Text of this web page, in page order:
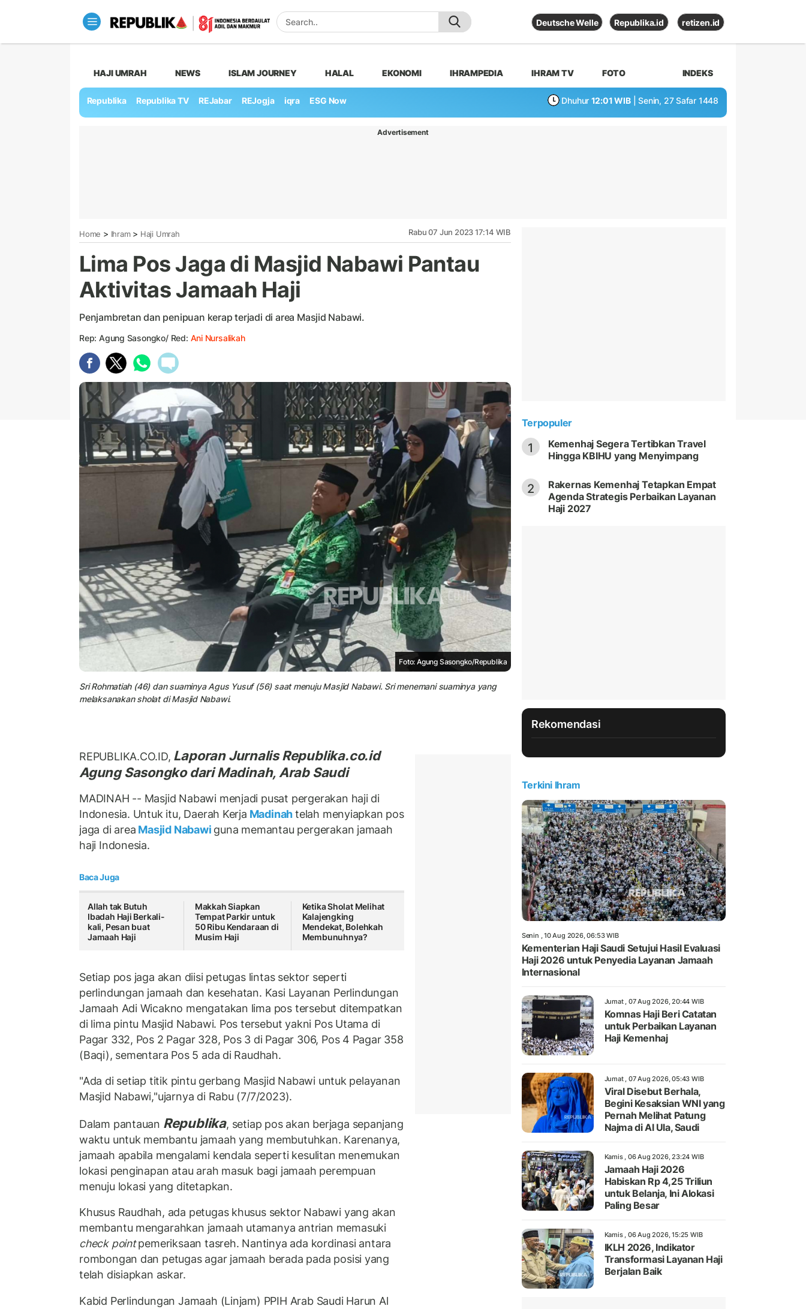
Deutsche Welle Republika.id retizen.id
HAJI UMRAH NEWS ISLAM JOURNEY HALAL EKONOMI IHRAMPEDIA IHRAM TV FOTO INDEKS
Republika Republika TV REJabar REJogja iqra ESG Now Dhuhur 12:01 WIB | Senin, 27 Safar 1448
Advertisement
Home > Ihram> Haji Umrah Rabu 07 Jun 2023 17:14 WIB
Lima Pos Jaga di Masjid Nabawi Pantau
Aktivitas Jamaah Haji
Penjambretan dan penipuan kerap terjadi di area Masjid Nabawi.
Rep: Agung Sasongko/ Red: Ani Nursalikah
Foto: Agung Sasongko/Republika
Sri Rohmatiah (46) dan suaminya Agus Yusuf (56) saat menuju Masjid Nabawi. Sri menemani suaminya yang
melaksanakan sholat di Masjid Nabawi.
REPUBLIKA.CO.ID, Laporan Jurnalis Republika.co.id
Agung Sasongko dari Madinah, Arab Saudi
MADINAH -- Masjid Nabawi menjadi pusat pergerakan haji di
Indonesia. Untuk itu, Daerah Kerja Madinahtelah menyiapkan pos
jaga di area Masjid Nabawi guna memantau pergerakan jamaah
haji Indonesia.
Baca Juga
Allah tak Butuh
Ibadah Haji Berkali-
kali, Pesan buat
Jamaah Haji
Makkah Siapkan
Tempat Parkir untuk
50 Ribu Kendaraan di
Musim Haji
Ketika Sholat Melihat
Kalajengking
Mendekat, Bolehkah
Membunuhnya?
Setiap pos jaga akan diisi petugas lintas sektor seperti
perlindungan jamaah dan kesehatan. Kasi Layanan Perlindungan
Jamaah Adi Wicakno mengatakan lima pos tersebut ditempatkan
di lima pintu Masjid Nabawi. Pos tersebut yakni Pos Utama di
Pagar 332, Pos 2 Pagar 328, Pos 3 di Pagar 306, Pos 4 Pagar 358
(Baqi), sementara Pos 5 ada di Raudhah.
"Ada di setiap titik pintu gerbang Masjid Nabawi untuk pelayanan
Masjid Nabawi,"ujarnya di Rabu (7/7/2023).
Dalam pantauan Republika, setiap pos akan berjaga sepanjang
waktu untuk membantu jamaah yang membutuhkan. Karenanya,
jamaah apabila mengalami kendala seperti kesulitan menemukan
lokasi penginapan atau arah masuk bagi jamaah perempuan
menuju lokasi yang ditetapkan.
Khusus Raudhah, ada petugas khusus sektor Nabawi yang akan
membantu mengarahkan jamaah utamanya antrian memasuki
check pointpemeriksaan tasreh. Nantinya ada kordinasi antara
rombongan dan petugas agar jamaah berada pada posisi yang
telah disiapkan askar.
Kabid Perlindungan Jamaah (Linjam) PPIH Arab Saudi Harun Al
Terpopuler
1
Kemenhaj Segera Tertibkan Travel
Hingga KBIHU yang Menyimpang
2
Rakernas Kemenhaj Tetapkan Empat
Agenda Strategis Perbaikan Layanan
Haji 2027
Rekomendasi
Terkini Ihram
Senin , 10 Aug 2026, 06:53 WIB
Kementerian Haji Saudi Setujui Hasil Evaluasi
Haji 2026 untuk Penyedia Layanan Jamaah
Internasional
Jumat , 07 Aug 2026, 20:44 WIB
Komnas Haji Beri Catatan
untuk Perbaikan Layanan
Haji Kemenhaj
Jumat , 07 Aug 2026, 05:43 WIB
Viral Disebut Berhala,
Begini Kesaksian WNI yang
Pernah Melihat Patung
Najma di Al Ula, Saudi
Kamis , 06 Aug 2026, 23:24 WIB
Jamaah Haji 2026
Habiskan Rp 4,25 Triliun
untuk Belanja, Ini Alokasi
Paling Besar
Kamis , 06 Aug 2026, 15:25 WIB
IKLH 2026, Indikator
Transformasi Layanan Haji
Berjalan Baik